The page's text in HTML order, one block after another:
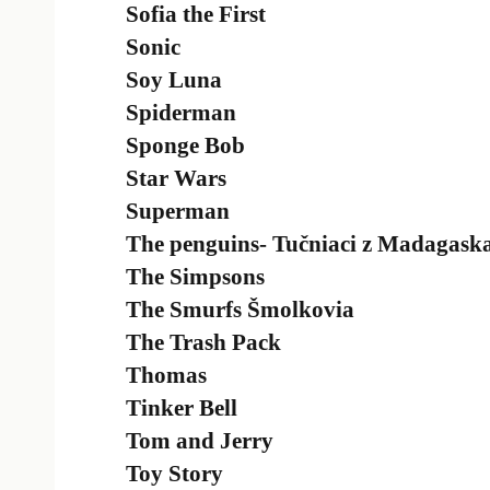
Sofia the First
Sonic
Soy Luna
Spiderman
Sponge Bob
Star Wars
Superman
The penguins- Tučniaci z
The Simpsons
The Smurfs Šmolkovia
The Trash Pack
Thomas
Tinker Bell
Tom and Jerry
Toy Story